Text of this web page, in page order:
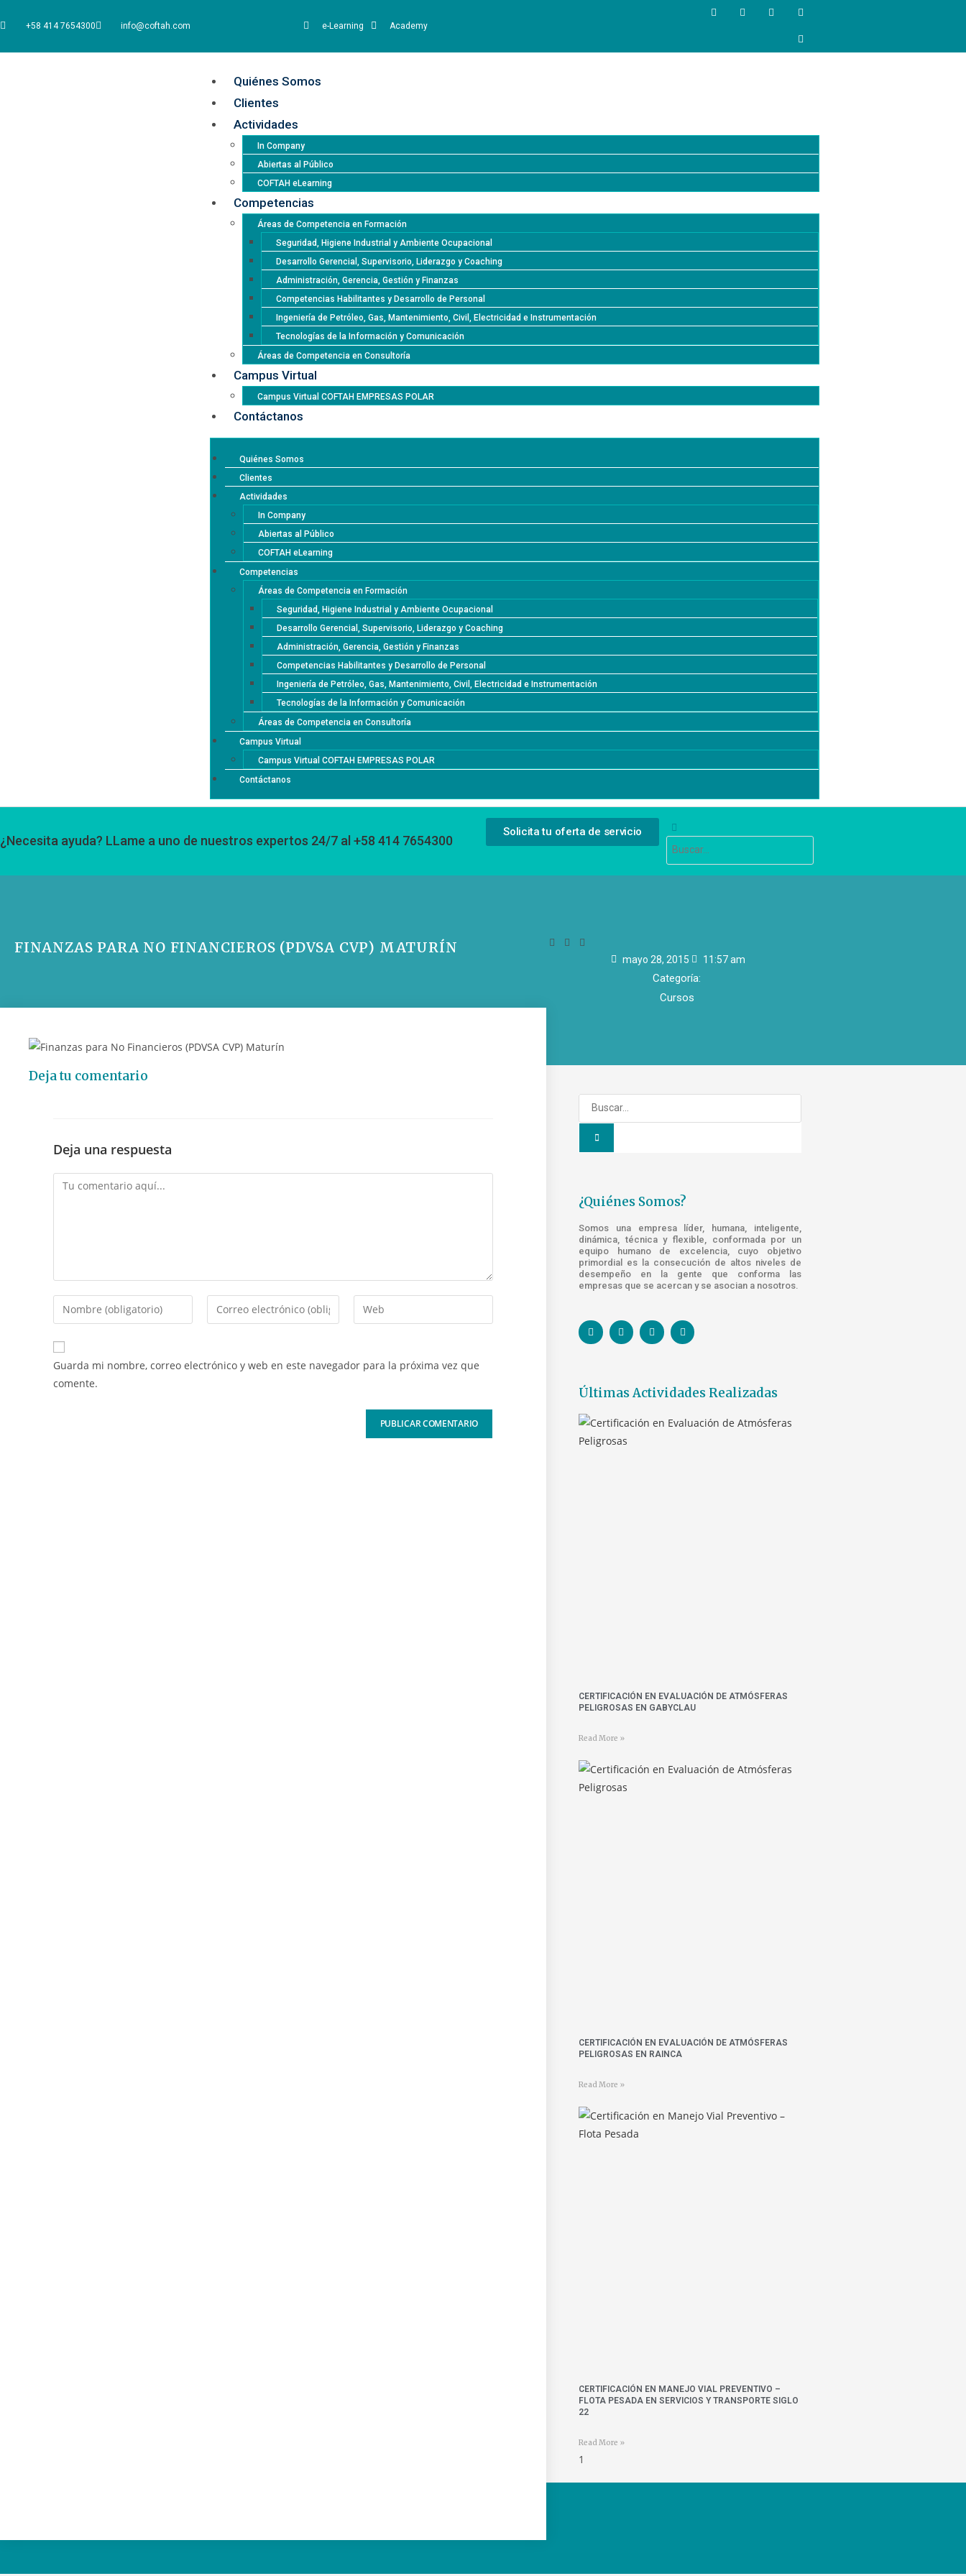
+58 414 7654300 info@coftah.com e-Learning Academy
Quiénes Somos
Clientes
Actividades
In Company
Abiertas al Público
COFTAH eLearning
Competencias
Áreas de Competencia en Formación
Seguridad, Higiene Industrial y Ambiente Ocupacional
Desarrollo Gerencial, Supervisorio, Liderazgo y Coaching
Administración, Gerencia, Gestión y Finanzas
Competencias Habilitantes y Desarrollo de Personal
Ingeniería de Petróleo, Gas, Mantenimiento, Civil, Electricidad e Instrumentación
Tecnologías de la Información y Comunicación
Áreas de Competencia en Consultoría
Campus Virtual
Campus Virtual COFTAH EMPRESAS POLAR
Contáctanos
Quiénes Somos
Clientes
Actividades
In Company
Abiertas al Público
COFTAH eLearning
Competencias
Áreas de Competencia en Formación
Seguridad, Higiene Industrial y Ambiente Ocupacional
Desarrollo Gerencial, Supervisorio, Liderazgo y Coaching
Administración, Gerencia, Gestión y Finanzas
Competencias Habilitantes y Desarrollo de Personal
Ingeniería de Petróleo, Gas, Mantenimiento, Civil, Electricidad e Instrumentación
Tecnologías de la Información y Comunicación
Áreas de Competencia en Consultoría
Campus Virtual
Campus Virtual COFTAH EMPRESAS POLAR
Contáctanos
¿Necesita ayuda? LLame a uno de nuestros expertos 24/7 al +58 414 7654300
Solicita tu oferta de servicio
FINANZAS PARA NO FINANCIEROS (PDVSA CVP) MATURÍN
mayo 28, 2015 11:57 am
Categoría:
Cursos
Deja tu comentario
Deja una respuesta
Guarda mi nombre, correo electrónico y web en este navegador para la próxima vez que
comente.
¿Quiénes Somos?
Somos una empresa líder, humana, inteligente,
dinámica, técnica y flexible, conformada por un
equipo humano de excelencia, cuyo objetivo
primordial es la consecución de altos niveles de
desempeño en la gente que conforma las
empresas que se acercan y se asocian a nosotros.
Últimas Actividades Realizadas
CERTIFICACIÓN EN EVALUACIÓN DE ATMÓSFERAS
PELIGROSAS EN GABYCLAU
Read More »
CERTIFICACIÓN EN EVALUACIÓN DE ATMÓSFERAS
PELIGROSAS EN RAINCA
Read More »
CERTIFICACIÓN EN MANEJO VIAL PREVENTIVO –
FLOTA PESADA EN SERVICIOS Y TRANSPORTE SIGLO
22
Read More »